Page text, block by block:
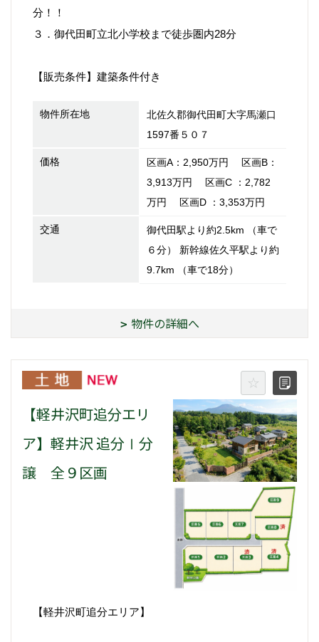
分！！
３．御代田町立北小学校まで徒歩圏内28分
【販売条件】建築条件付き
物件所在地
北佐久郡御代田町大字馬瀬口
1597番５０７
価格
区画A：2,950万円 区画B：
3,913万円 区画C ：2,782
万円 区画D ：3,353万円
交通
御代田駅より約2.5km （車で
６分） 新幹線佐久平駅より約
9.7km （車で18分）
物件の詳細へ
【軽井沢町追分エリ
ア】軽井沢 追分Ⅰ分
譲 全９区画
【軽井沢町追分エリア】